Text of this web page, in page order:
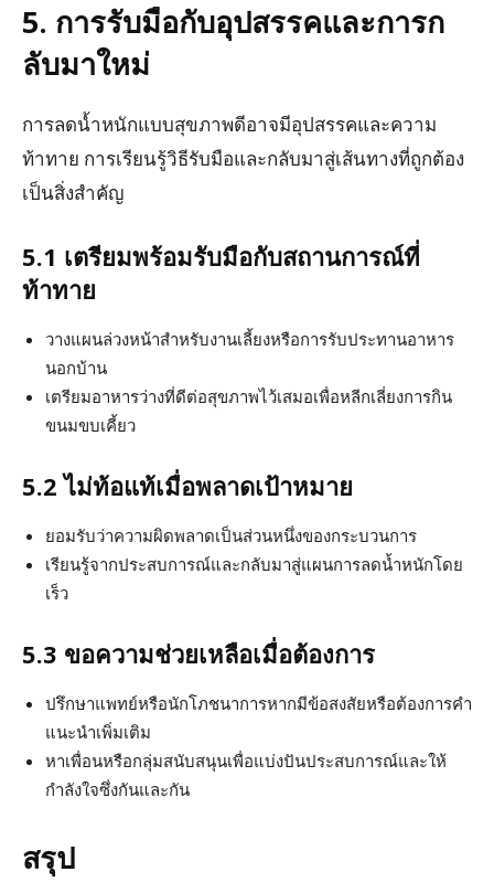
5. การรับมือกับอุปสรรคและการก
ลับมาใหม่
การลดน้ำหนักแบบสุขภาพดีอาจมีอุปสรรคและความ
ท้าทาย การเรียนรู้วิธีรับมือและกลับมาสู่เส้นทางที่ถูกต้อง
เป็นสิ่งสำคัญ
5.1 เตรียมพร้อมรับมือกับสถานการณ์ที่
ท้าทาย
วางแผนล่วงหน้าสำหรับงานเลี้ยงหรือการรับประทานอาหาร
นอกบ้าน
เตรียมอาหารว่างที่ดีต่อสุขภาพไว้เสมอเพื่อหลีกเลี่ยงการกิน
ขนมขบเคี้ยว
5.2 ไม่ท้อแท้เมื่อพลาดเป้าหมาย
ยอมรับว่าความผิดพลาดเป็นส่วนหนึ่งของกระบวนการ
เรียนรู้จากประสบการณ์และกลับมาสู่แผนการลดน้ำหนักโดย
เร็ว
5.3 ขอความช่วยเหลือเมื่อต้องการ
ปรึกษาแพทย์หรือนักโภชนาการหากมีข้อสงสัยหรือต้องการคำ
แนะนำเพิ่มเติม
หาเพื่อนหรือกลุ่มสนับสนุนเพื่อแบ่งปันประสบการณ์และให้
กำลังใจซึ่งกันและกัน
สรุป